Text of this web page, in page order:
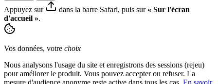
Appuyez sur dans la barre Safari, puis sur « Sur l'écran
d'accueil ».
Vos données, votre choix
Nous analysons l'usage du site et enregistrons des sessions (rejeu)
pour améliorer le produit. Vous pouvez accepter ou refuser. La